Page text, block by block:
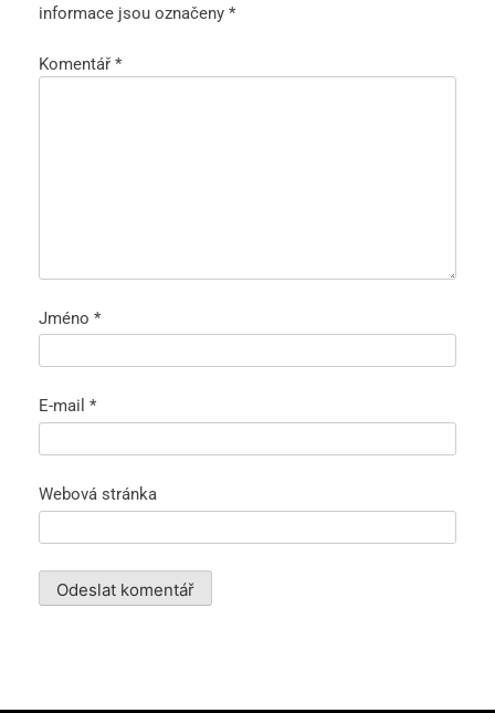
informace jsou označeny *
Komentář *
Jméno *
E-mail *
Webová stránka